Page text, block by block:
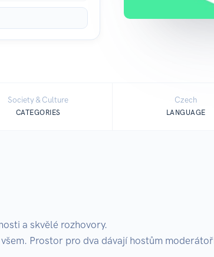
Society & Culture
CATEGORIES
Czech
LANGUAGE
a skvělé rozhovory.
Prostor pro dva dávají hostům